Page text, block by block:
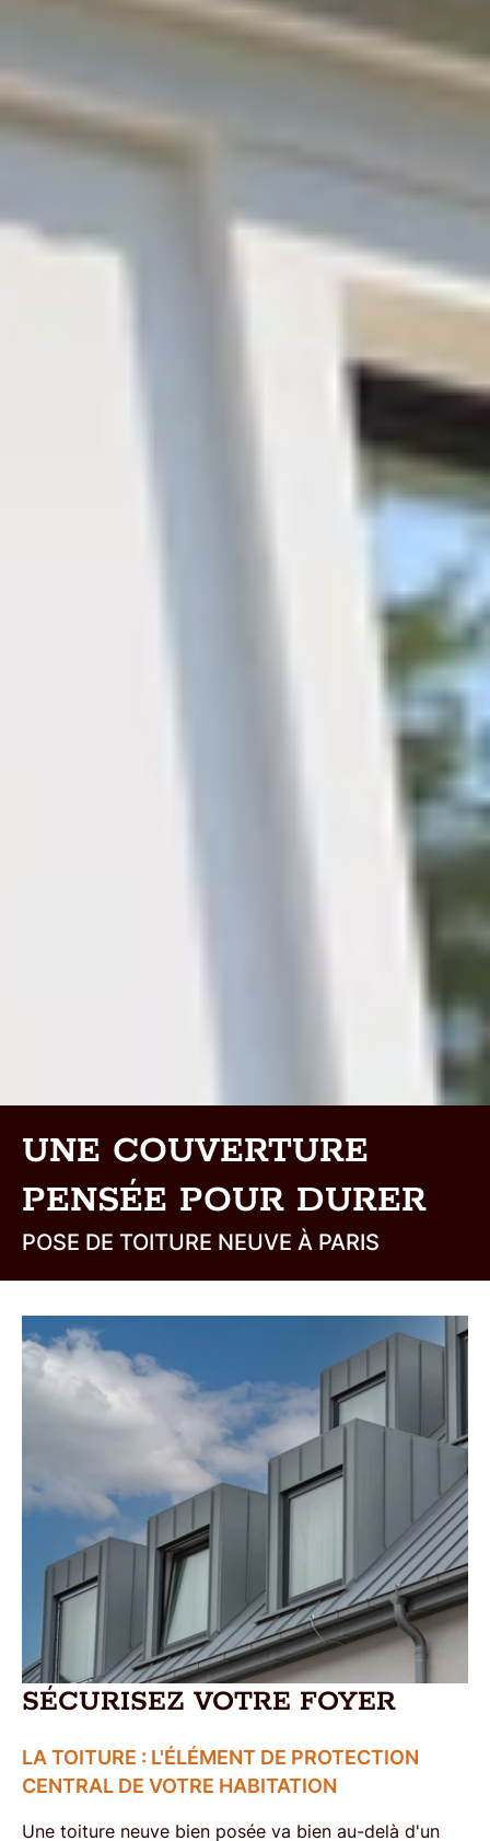
POSE DE TOITURE NEUVE À PARIS
UNE COUVERTURE
PENSÉE POUR DURER
SÉCURISEZ VOTRE FOYER
LA TOITURE : L'ÉLÉMENT DE PROTECTION
CENTRAL DE VOTRE HABITATION
Une toiture neuve bien posée va bien au-delà d'un